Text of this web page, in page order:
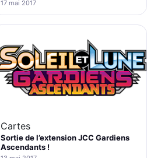
17 mai 2017
Cartes
Sortie de l’extension JCC Gardiens
Ascendants !